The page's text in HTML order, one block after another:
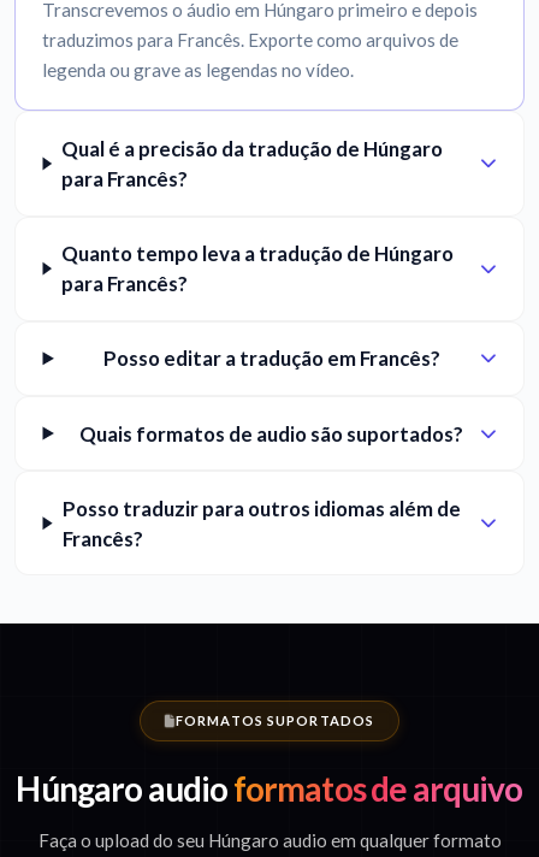
Transcrevemos o áudio em Húngaro primeiro e depois
traduzimos para Francês. Exporte como arquivos de
legenda ou grave as legendas no vídeo.
Qual é a precisão da tradução de Húngaro
para Francês?
Quanto tempo leva a tradução de Húngaro
para Francês?
Posso editar a tradução em Francês?
Quais formatos de audio são suportados?
Posso traduzir para outros idiomas além de
Francês?
FORMATOS SUPORTADOS
Húngaro audioformatos de arquivo
Faça o upload do seu Húngaro audio em qualquer formato